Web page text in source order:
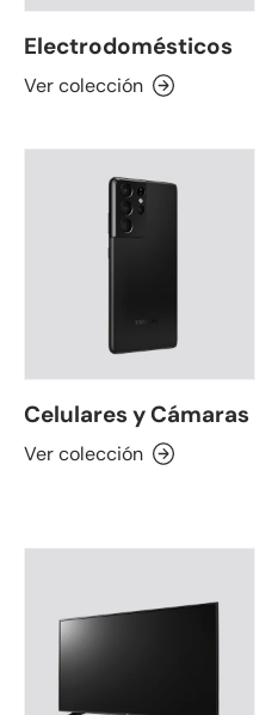
Electrodomésticos
Ver colección
Celulares y Cámaras
Ver colección